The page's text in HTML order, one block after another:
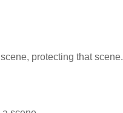
protecting that scene.